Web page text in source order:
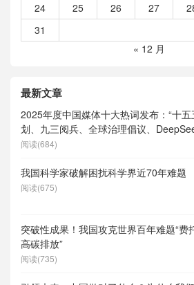
24
25 26 27
31
« 12 月
最新文章
2025年度中国媒体十大热词发布：“十五
划、九三阅兵、全球治理倡议、
度求索）、人形机器人、苏超、票根经济
阅读(684)
我国科学家破解困扰科学界近70年难题
阅读(675)
突破性成果！我国攻克世界百年难题“费
高碳排放”
阅读(735)